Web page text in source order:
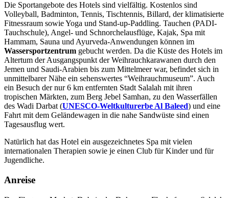
Die Sportangebote des Hotels sind vielfältig. Kostenlos sind
Volleyball, Badminton, Tennis, Tischtennis, Billard, der klimatisierte
Fitnessraum sowie Yoga und Stand-up-Paddling. Tauchen (PADI-
Tauchschule), Angel- und Schnorchelausflüge, Kajak, Spa mit
Hammam, Sauna und Ayurveda-Anwendungen können im
Wassersportzentrum gebucht werden. Da die Küste des Hotels im
Altertum der Ausgangspunkt der Weihrauchkarawanen durch den
Jemen und Saudi-Arabien bis zum Mittelmeer war, befindet sich in
unmittelbarer Nähe ein sehenswertes “Weihrauchmuseum”. Auch
ein Besuch der nur 6 km entfernten Stadt Salalah mit ihren
tropischen Märkten, zum Berg Jebel Samhan, zu den Wasserfällen
des Wadi Darbat (UNESCO-Weltkulturerbe Al Baleed) und eine
Fahrt mit dem Geländewagen in die nahe Sandwüste sind einen
Tagesausflug wert.
Natürlich hat das Hotel ein ausgezeichnetes Spa mit vielen
internationalen Therapien sowie je einen Club für Kinder und für
Jugendliche.
Anreise